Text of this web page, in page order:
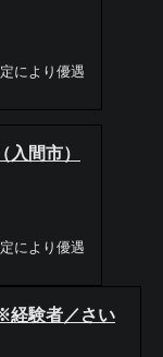
により優遇
入間市）
により優遇
経験者／さい